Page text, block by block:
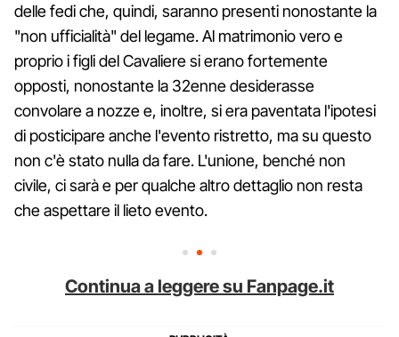
delle fedi che, quindi, saranno presenti nonostante la
"non ufficialità" del legame. Al matrimonio vero e
proprio i figli del Cavaliere si erano fortemente
opposti, nonostante la 32enne desiderasse
convolare a nozze e, inoltre, si era paventata l'ipotesi
di posticipare anche l'evento ristretto, ma su questo
non c'è stato nulla da fare. L'unione, benché non
civile, ci sarà e per qualche altro dettaglio non resta
che aspettare il lieto evento.
Continua a leggere su Fanpage.it